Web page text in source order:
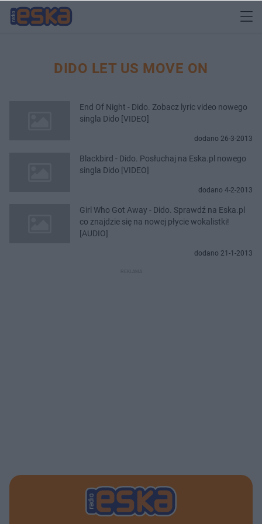
DIDO LET US MOVE ON
End Of Night - Dido. Zobacz lyric video nowego
singla Dido [VIDEO]
dodano 26-3-2013
Blackbird - Dido. Posłuchaj na Eska.pl nowego
singla Dido [VIDEO]
dodano 4-2-2013
Girl Who Got Away - Dido. Sprawdź na Eska.pl
co znajdzie się na nowej płycie wokalistki!
[AUDIO]
dodano 21-1-2013